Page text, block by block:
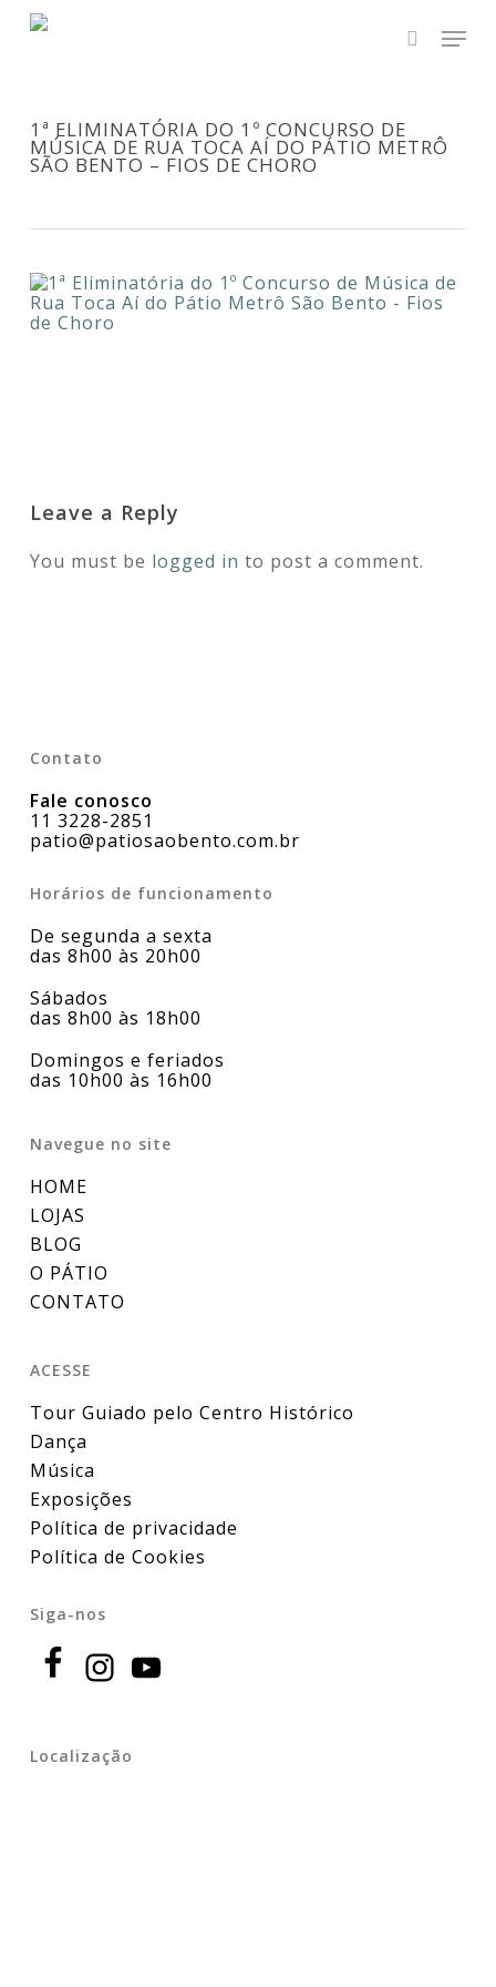
Skip
search
1ª ELIMINATÓRIA DO 1º CONCURSO DE
MÚSICA DE RUA TOCA AÍ DO PÁTIO METRÔ
SÃO BENTO – FIOS DE CHORO
Leave a Reply
You must be logged in to post a comment.
Contato
Fale conosco
11 3228-2851
patio@patiosaobento.com.br
Horários de funcionamento
De segunda a sexta
das 8h00 às 20h00
Sábados
das 8h00 às 18h00
Domingos e feriados
das 10h00 às 16h00
Navegue no site
HOME
LOJAS
BLOG
O PÁTIO
CONTATO
ACESSE
Tour Guiado pelo Centro Histórico
Dança
Música
Exposições
Política de privacidade
Política de Cookies
Siga-nos
Localização